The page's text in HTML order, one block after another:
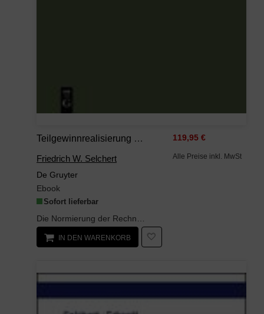
Teilgewinnrealisierung Bei Auftragsfertigung
Friedrich W. Selchert
De Gruyter
Ebook
Sofort lieferbar
Die Normierung der Rechnungslegung von Kaufleuten zeigt vom Erlass des Handelsgesetzbuches 1897 b...
119,95 €
Alle Preise inkl. MwSt
IN DEN WARENKORB